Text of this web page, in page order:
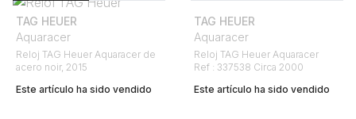
TAG HEUER
Aquaracer
Reloj TAG Heuer Aquaracer de
acero noir, 2015
Este artículo ha sido vendido
TAG HEUER
Aquaracer
Reloj TAG Heuer Aquaracer
Ref : 337538 Circa 2000
Este artículo ha sido vendido